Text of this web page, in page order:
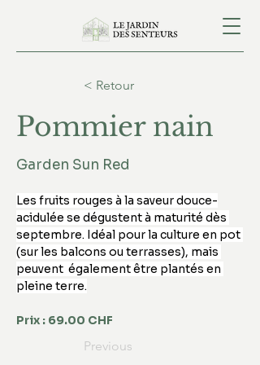
< Retour
Pommier nain
Garden Sun Red
Les fruits rouges à la saveur douce-
acidulée se dégustent à maturité dès
septembre. Idéal pour la culture en pot
(sur les balcons ou terrasses), mais
peuvent  également être plantés en
pleine terre.
Prix : 69.00 CHF
Previous